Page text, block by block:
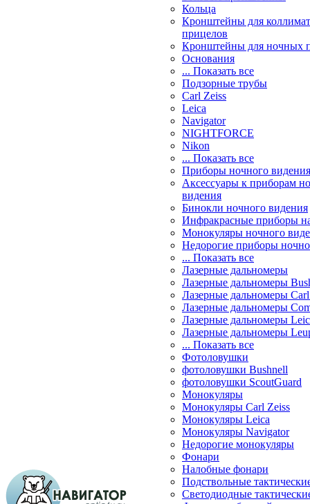
Кольца
Кронштейны для
прицелов
Кронштейны для ночных
Основания
... Показать все
Подзорные трубы
Carl Zeiss
Leica
Navigator
NIGHTFORCE
Nikon
... Показать все
Приборы ночного видения
Аксессуары к приборам
видения
Бинокли ночного видения
Инфракрасные приборы
Монокуляры ночного
Недорогие приборы
... Показать все
Лазерные дальномеры
Лазерные дальномеры
Лазерные дальномеры
Лазерные дальномеры
Лазерные дальномеры
Лазерные дальномеры
... Показать все
Фотоловушки
фотоловушки Bushnell
фотоловушки ScoutGuard
Монокуляры
Монокуляры Carl Zeiss
Монокуляры Leica
Монокуляры Navigator
Недорогие монокуляры
Фонари
Налобные фонари
Подствольные
Светодиодные